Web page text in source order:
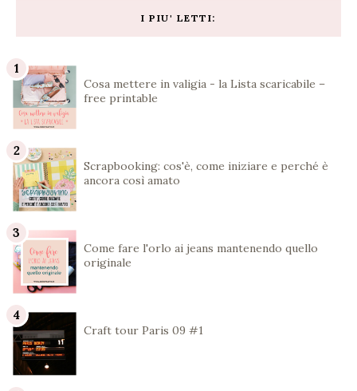
I PIU' LETTI:
Cosa mettere in valigia - la Lista scaricabile –
free printable
Scrapbooking: cos'è, come iniziare e perché è
ancora così amato
Come fare l'orlo ai jeans mantenendo quello
originale
Craft tour Paris 09 #1